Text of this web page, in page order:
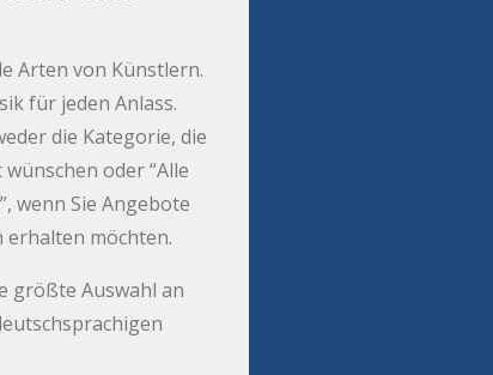
Arten von Künstlern.
für jeden Anlass.
die Kategorie, die
oder “Alle
wenn Sie Angebote
erhalten möchten.
größte Auswahl an